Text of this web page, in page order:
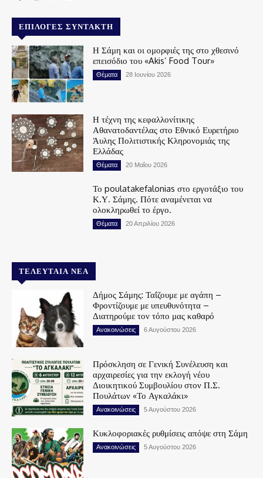
ΕΠΙΛΟΓΈΣ ΣΥΝΤΆΚΤΗ
Η Σάμη και οι ομορφιές της στο χθεσινό
επεισόδιο του «Akis’ Food Tour»
Θέματα 28 Ιουνίου 2026
Η τέχνη της κεφαλλονίτικης
Αθανατοδαντέλας στο Εθνικό Ευρετήριο
Άυλης Πολιτιστικής Κληρονομιάς της
Ελλάδας
Θέματα 20 Μαΐου 2026
Το poulatakefalonias στο εργοτάξιο του
Κ.Υ. Σάμης. Πότε αναμένεται να
ολοκληρωθεί το έργο.
Θέματα 20 Απριλίου 2026
ΤΕΛΕΥΤΑΊΑ ΝΈΑ
Δήμος Σάμης: Ταΐζουμε με αγάπη –
Φροντίζουμε με υπευθυνότητα –
Διατηρούμε τον τόπο μας καθαρό
Ανακοινώσεις 6 Αυγούστου 2026
Πρόσκληση σε Γενική Συνέλευση και
αρχαιρεσίες για την εκλογή νέου
Διοικητικού Συμβουλίου στον Π.Σ.
Πουλάτων «Το Αγκαλάκι»
Ανακοινώσεις 5 Αυγούστου 2026
Κυκλοφοριακές ρυθμίσεις απόψε στη Σάμη
Ανακοινώσεις 5 Αυγούστου 2026